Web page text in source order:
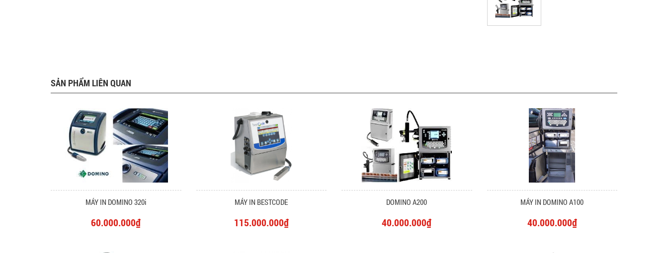
SẢN PHẨM LIÊN QUAN
MÁY IN DOMINO 320i
60.000.000₫
MÁY IN BESTCODE
115.000.000₫
DOMINO A200
40.000.000₫
MÁY IN DOMINO A100
40.000.000₫